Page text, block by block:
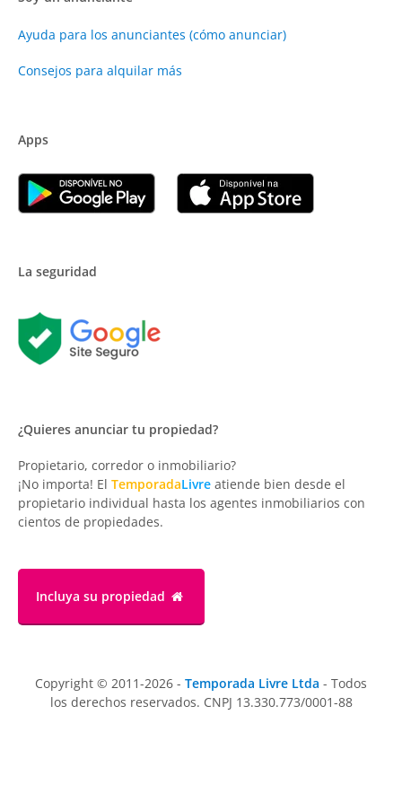
Ayuda para los anunciantes (cómo anunciar)
Consejos para alquilar más
Apps
La seguridad
¿Quieres anunciar tu propiedad?
Propietario, corredor o inmobiliario?
¡No importa! El TemporadaLivre atiende bien desde el
propietario individual hasta los agentes inmobiliarios con
cientos de propiedades.
Incluya su propiedad
Copyright © 2011-2026 - Temporada Livre Ltda - Todos
los derechos reservados. CNPJ 13.330.773/0001-88